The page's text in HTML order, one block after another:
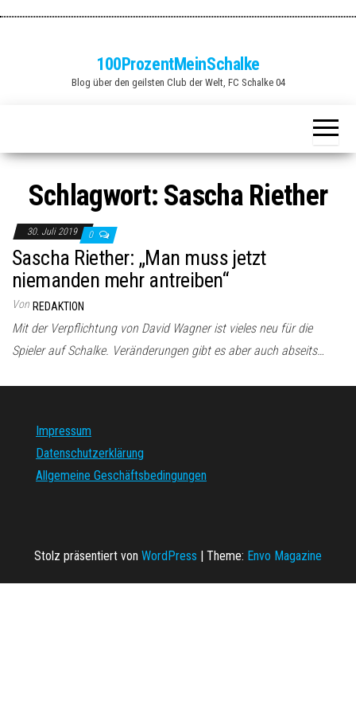
100ProzentMeinSchalke
Blog über den geilsten Club der Welt, FC Schalke 04
Schlagwort: Sascha Riether
30. Juli 2019 0
Sascha Riether: „Man muss jetzt
niemanden mehr antreiben“
Von REDAKTION
Mit der Verpflichtung von David Wagner ist vieles neu für die
Spieler auf Schalke. Veränderungen gibt es aber auch abseits…
Impressum
Datenschutzerklärung
Allgemeine Geschäftsbedingungen
Stolz präsentiert von WordPress | Theme: Envo Magazine